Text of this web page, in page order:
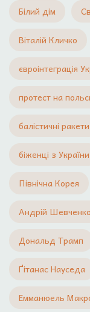
Білий дім
Віталій Кличко
євроінтеграція
протест на
балістичні ракети
біженці з України
Північна Корея
Андрій Шевченко
Дональд Трамп
Ґітанас Науседа
Емманюель